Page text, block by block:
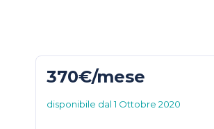
370€/mese
disponibile dal 1 Ottobre 2020